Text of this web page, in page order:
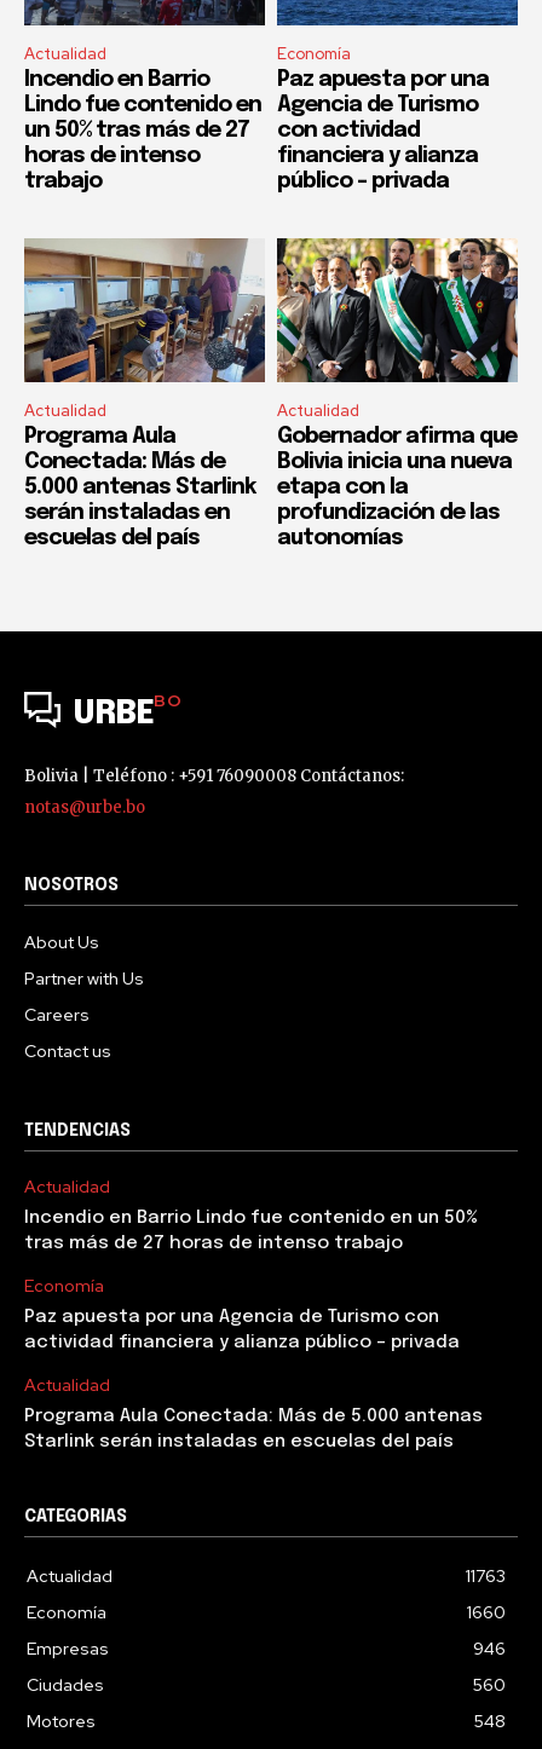
Actualidad
Incendio en Barrio
Lindo fue contenido en
un 50% tras más de 27
horas de intenso
trabajo
Economía
Paz apuesta por una
Agencia de Turismo
con actividad
financiera y alianza
público – privada
Actualidad
Programa Aula
Conectada: Más de
5.000 antenas Starlink
serán instaladas en
escuelas del país
Actualidad
Gobernador afirma que
Bolivia inicia una nueva
etapa con la
profundización de las
autonomías
URBEBO
Bolivia | Teléfono : +591 76090008 Contáctanos:
notas@urbe.bo
NOSOTROS
About Us
Partner with Us
Careers
Contact us
TENDENCIAS
Actualidad
Incendio en Barrio Lindo fue contenido en un 50%
tras más de 27 horas de intenso trabajo
Economía
Paz apuesta por una Agencia de Turismo con
actividad financiera y alianza público – privada
Actualidad
Programa Aula Conectada: Más de 5.000 antenas
Starlink serán instaladas en escuelas del país
CATEGORIAS
Actualidad
11763
Economía
1660
Empresas
946
Ciudades
560
Motores
548